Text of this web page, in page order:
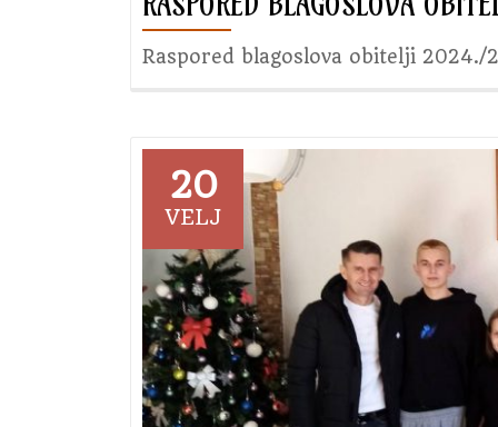
Raspored blagoslova obitelji 2024./
20
VELJ